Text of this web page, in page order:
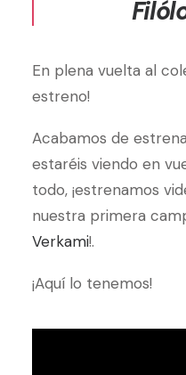
En plena vuelta al
estreno!
Acabamos de
estaréis viendo en
todo, ¡estrenamos
nuestra primera
Verkami!.
¡Aquí lo tenemos!